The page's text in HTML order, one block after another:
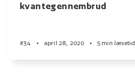
kvantegennembrud
#34 • april 28, 2020 • 5 min læsetid